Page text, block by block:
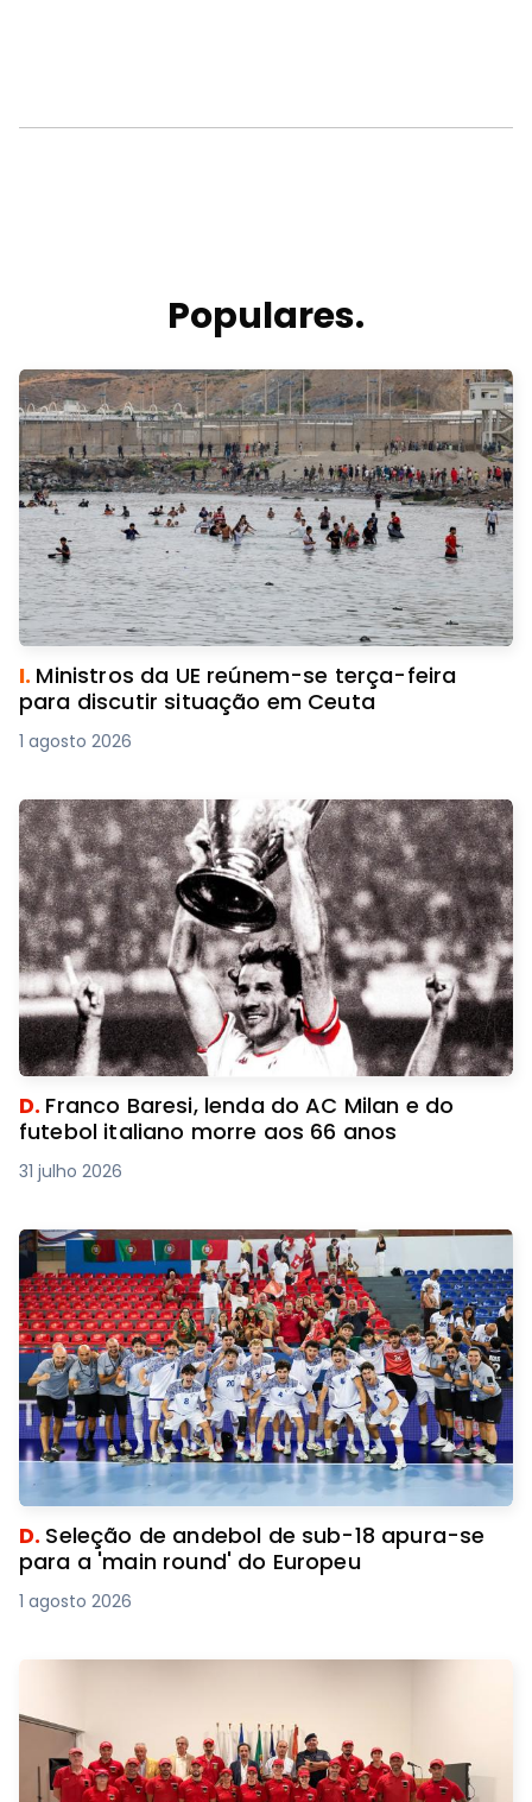
Populares.
I. Ministros da UE reúnem-se terça-feira
para discutir situação em Ceuta
1 agosto 2026
D. Franco Baresi, lenda do AC Milan e do
futebol italiano morre aos 66 anos
31 julho 2026
D. Seleção de andebol de sub-18 apura-se
para a 'main round' do Europeu
1 agosto 2026